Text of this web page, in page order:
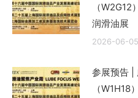
（
润滑油展
2026-06-05
参展预告 |
（